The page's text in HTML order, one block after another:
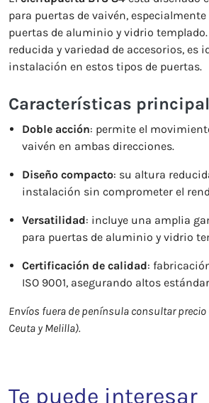
para puertas de vaivén,
puertas de aluminio y vidrio
reducida y variedad de accesorios, es
instalación en estos tipos de puertas.
Características
Doble acción: permite el
vaivén en ambas direcciones.
Diseño compacto: su altura
instalación sin comprometer el
Versatilidad: incluye una amplia
para puertas de aluminio y vidrio
Certificación de calidad:
ISO 9001, asegurando altos
Envíos fuera de península consultar precio
Ceuta y Melilla).
Te puede interesar